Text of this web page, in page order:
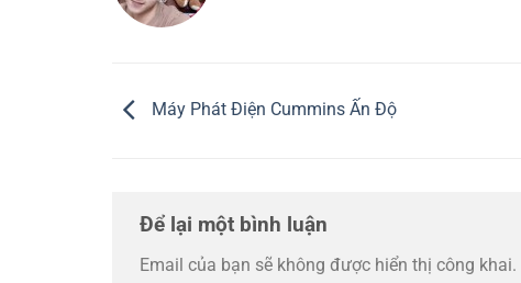
Máy Phát Điện Cummins Ấn Độ
Để lại một bình luận
Email của bạn sẽ không được hiển thị công khai.